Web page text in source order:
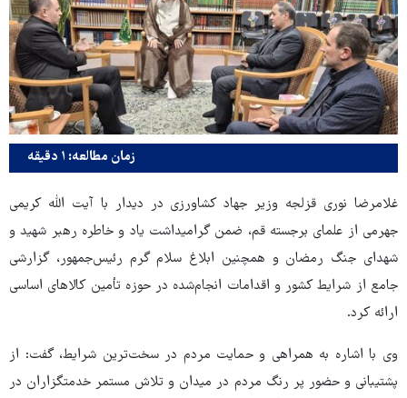
زمان مطالعه: ۱ دقیقه
غلامرضا نوری قزلجه وزیر جهاد کشاورزی در دیدار با آیت الله کریمی
جهرمی از علمای برجسته قم، ضمن گرامیداشت یاد و خاطره رهبر شهید و
شهدای جنگ رمضان و همچنین ابلاغ سلام گرم رئیس‌جمهور، گزارشی
جامع از شرایط کشور و اقدامات انجام‌شده در حوزه تأمین کالاهای اساسی
ارائه کرد.
وی با اشاره به همراهی و حمایت مردم در سخت‌ترین شرایط، گفت: از
پشتیبانی و حضور پر رنگ مردم در میدان و تلاش مستمر خدمتگزاران در